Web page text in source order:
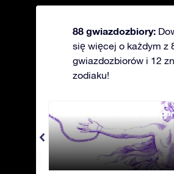
88 gwiazdozbiory:
się więcej o każdym z
gwiazdozbiorów i 12
zodiaku!
Andromeda - Związana